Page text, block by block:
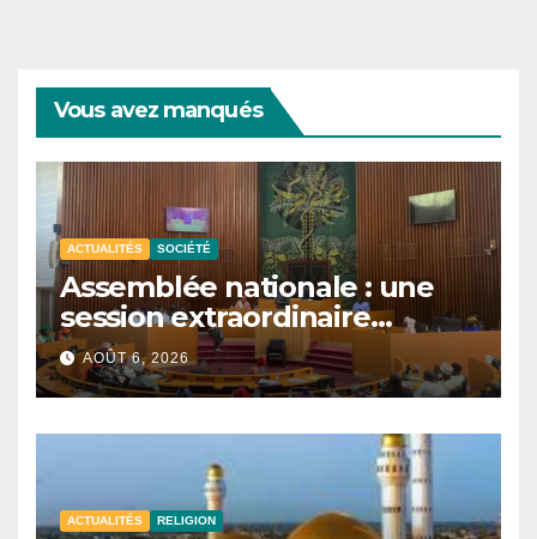
Vous avez manqués
ACTUALITÉS SOCIÉTÉ
Assemblée nationale : une
session extraordinaire
convoquée le 10 août avec
plusieurs commissions
d’enquête à l’ordre du jour.
AOÛT 6, 2026
ACTUALITÉS RELIGION